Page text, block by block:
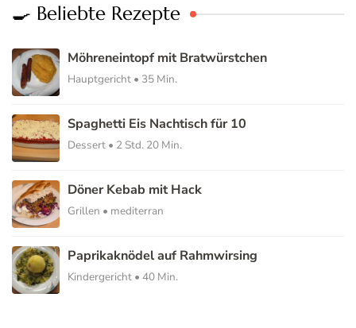
🍳 Beliebte Rezepte
Möhreneintopf mit Bratwürstchen
Hauptgericht • 35 Min.
Spaghetti Eis Nachtisch für 10
Dessert • 2 Std. 20 Min.
Döner Kebab mit Hack
Grillen • mediterran
Paprikaknödel auf Rahmwirsing
Kindergericht • 40 Min.